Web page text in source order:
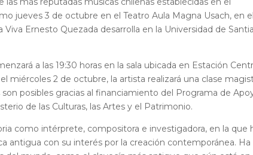
jueves 3 de octubre en el Teatro Aula Magna Usach, en el
Ernesto Quezada desarrolla en la Universidad de
a las 19:30 horas en la sala ubicada en Estación
miércoles 2 de octubre, la artista realizará una clase
posibles gracias al financiamiento del Programa de
de las Culturas, las Artes y el Patrimonio.
como intérprete, compositora e investigadora, en la que
antigua con su interés por la creación contemporánea. Ha